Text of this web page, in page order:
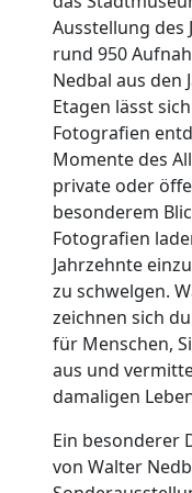
Ausstellung des
rund 950
Nedbal aus den
Etagen lässt
Fotografien
Momente des
private oder
besonderem
Fotografien
Jahrzehnte
zu schwelgen.
zeichnen sich
für Menschen,
aus und
damaligen
Ein besonderer
von Walter